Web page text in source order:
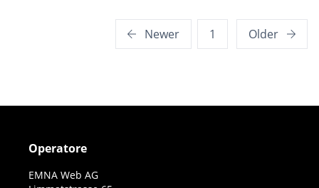
Newer 1 Older
Operatore
EMNA Web AG